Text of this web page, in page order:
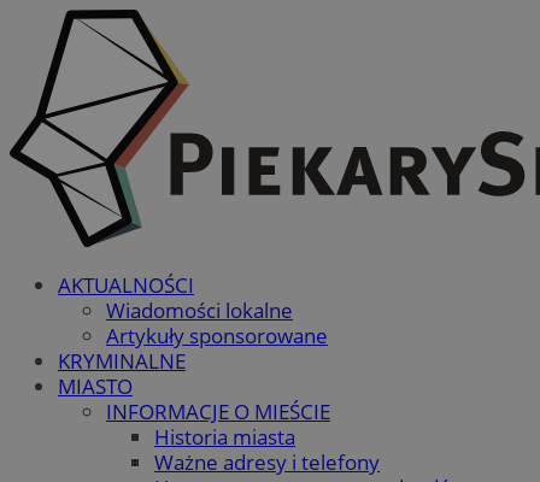
AKTUALNOŚCI
Wiadomości lokalne
Artykuły sponsorowane
KRYMINALNE
MIASTO
INFORMACJE O MIEŚCIE
Historia miasta
Ważne adresy i telefony